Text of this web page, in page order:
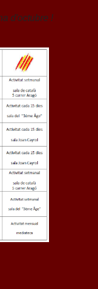
d'octubre !